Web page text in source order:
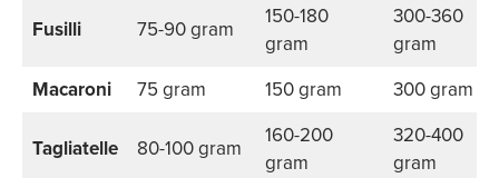
Fusilli 75-90 gram
150-180
gram
300-360
gram
Macaroni
75 gram 150 gram 300 gram
Tagliatelle 80-100 gram
160-200
gram
320-400
gram